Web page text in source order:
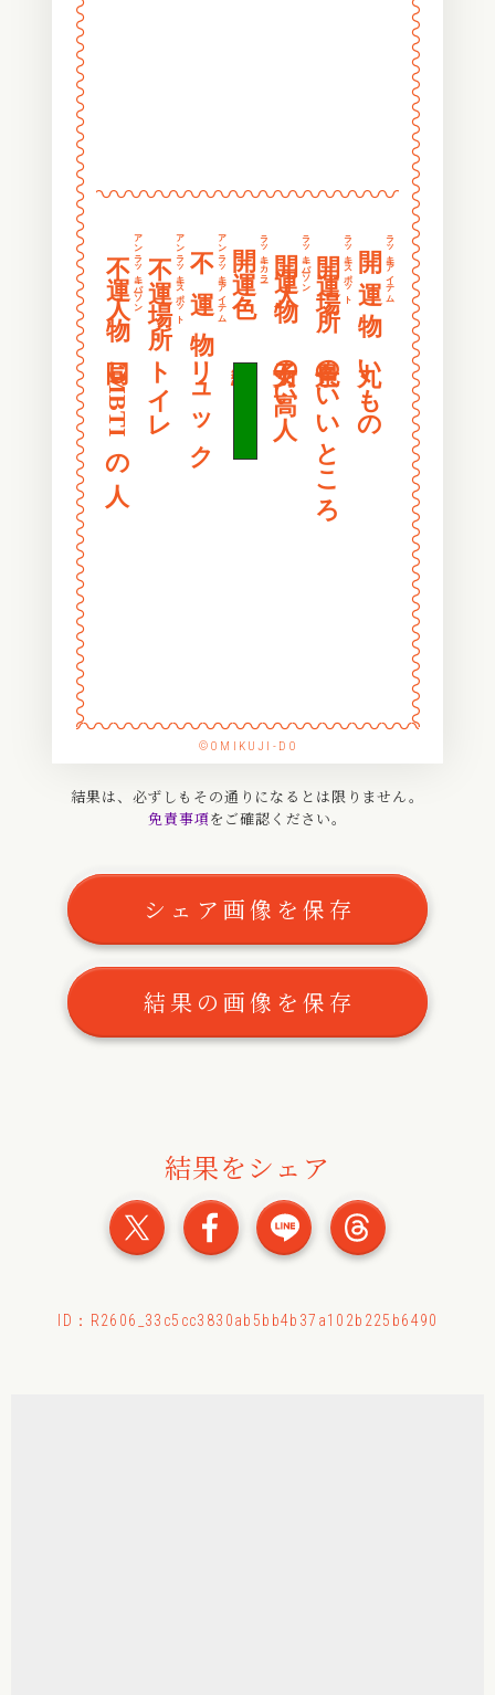
〰〰〰〰〰〰〰〰〰〰〰〰〰〰〰
開 運 物ラッキーアイテム
丸いもの
開運場所ラッキースポット
景色のいいところ
開運人物ラッキーパーソン
女子力の高い人
開 運 色ラッキーカラー
不 運 物アンラッキーアイテム
リュック
不運場所アンラッキースポット
トイレ
不運人物アンラッキーパーソン
同じMBTIの人
〰〰〰〰〰〰〰〰〰〰〰〰〰
〰
〰
〰
〰
〰
〰
〰
〰
〰
〰
〰
〰
〰
〰
〰
〰
〰
〰
〰
〰
〰
〰
〰
〰
〰
〰
〰
〰
〰
〰
〰
〰
〰
〰
〰
〰
〰
〰
〰
〰
〰
〰
〰
〰
〰
〰
〰
〰
〰
〰
〰
〰
〰
〰
〰
©OMIKUJI-DO
結果は、必ずしもその通りになるとは限りません。
免責事項をご確認ください。
シェア画像を保存
結果の画像を保存
結果をシェア
おみくじの結果をXでシェア
おみくじの結果を
おみくじの結
ID：R2606_33c5cc3830ab5bb4b37a102b225b6490